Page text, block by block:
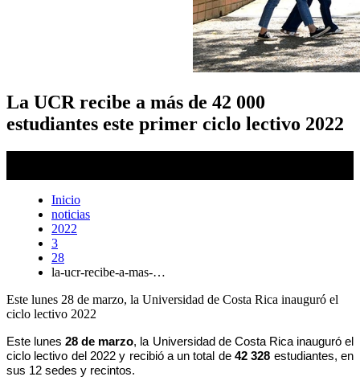
La UCR recibe a más de 42 000
estudiantes este primer ciclo lectivo 2022
Inicio
noticias
2022
3
28
la-ucr-recibe-a-mas-…
Este lunes 28 de marzo, la Universidad de Costa Rica inauguró el
ciclo lectivo 2022
Este lunes28 de marzo, la Universidad de Costa Rica inauguró el
ciclo lectivo del 2022 y recibió a un total de42 328 estudiantes, en
sus 12 sedes y recintos.